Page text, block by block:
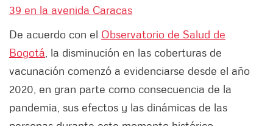
39 en la avenida Caracas
De acuerdo con el Observatorio de Salud de
Bogotá , la disminución en las coberturas de
vacunación comenzó a evidenciarse desde el año
2020, en gran parte como consecuencia de la
pandemia, sus efectos y las dinámicas de las